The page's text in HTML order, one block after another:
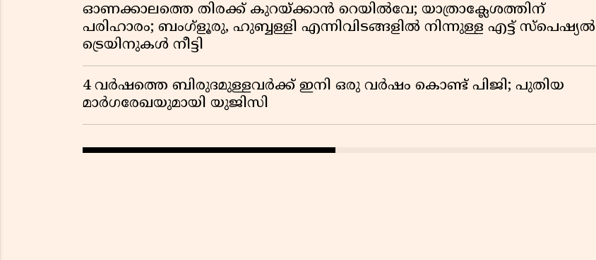
ഓണക്കാലത്തെ തിരക്ക് കുറയ്ക്കാൻ റെയിൽവേ; യാത്രാക്ലേശത്തിന്
പരിഹാരം; ബംഗ്ളൂരു, ഹുബ്ബള്ളി എന്നിവിടങ്ങളിൽ നിന്നുള്ള എട്ട് സ്പെഷ്യൽ
ട്രെയിനുകൾ നീട്ടി
4 വർഷത്തെ ബിരുദമുള്ളവർക്ക് ഇനി ഒരു വർഷം കൊണ്ട് പിജി; പുതിയ
മാർഗരേഖയുമായി യുജിസി